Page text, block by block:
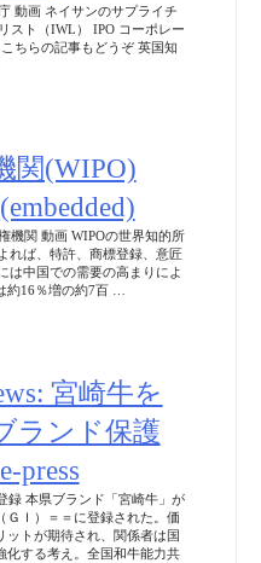
動画 ネイサンのサプライチ
スト（IWL） IPO コーポレー
ちらの記事もどうぞ 英国知
関(WIPO)
関 動画 WIPOの世界知的所
れば、特許、商標登録、意匠
は中国での需要の高まりによ
約16％増の約7百 …
宮崎牛を
ランド保護
press
本県ブランド「宮崎牛」が
ＧＩ）＝＝に登録された。価
トが期待され、関係者は国
化する考え。全国和牛能力共